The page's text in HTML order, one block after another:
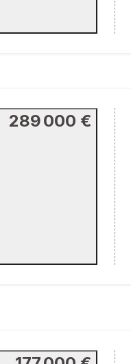
289 000 €